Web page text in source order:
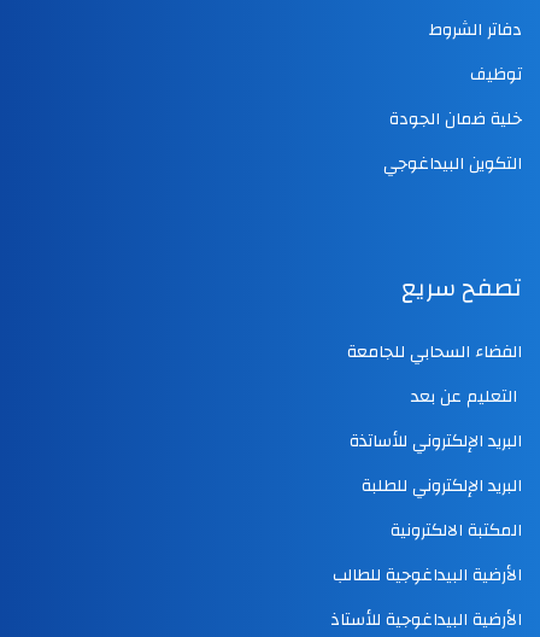
دفاتر الشروط
توظيف
خلية ضمان الجودة
التكوين البيداغوجي
تصفح سريع
الفضاء السحابي للجامعة
التعليم عن بعد
البريد الإلكتروني للأساتذة
البريد الإلكتروني للطلبة
المكتبة الالكترونية
الأرضية البيداغوجية للطالب
الأرضية البيداغوجية للأستاذ